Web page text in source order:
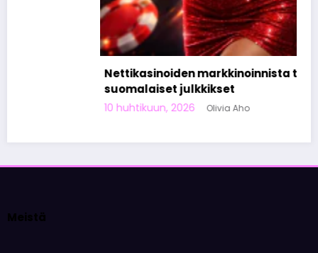
Nettikasinoiden markkinoinnista tunnetut
suomalaiset julkkikset
10 huhtikuun, 2026 Olivia Aho
Meistä